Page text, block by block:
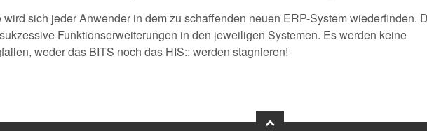
sich jeder Anwender in dem zu schaffenden neuen ERP-System wiederfinden.
Funktionserweiterungen in den jeweiligen Systemen. Es werden keine
weder das BITS noch das HIS:: werden stagnieren!